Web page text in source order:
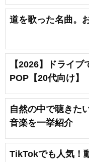
道を歌った名曲。
【2026】ドライ
POP【20代向け】
自然の中で聴きた
音楽を一挙紹介
TikTokでも人気！